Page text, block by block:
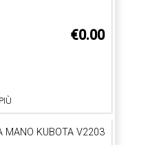
€0.00
PIÙ
MANO KUBOTA V2203